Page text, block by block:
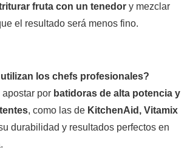
fruta con un tenedor y mezclar
el resultado será menos fino.
los chefs profesionales?
apostar por batidoras de alta potencia y
, como las de KitchenAid, Vitamix
durabilidad y resultados perfectos en